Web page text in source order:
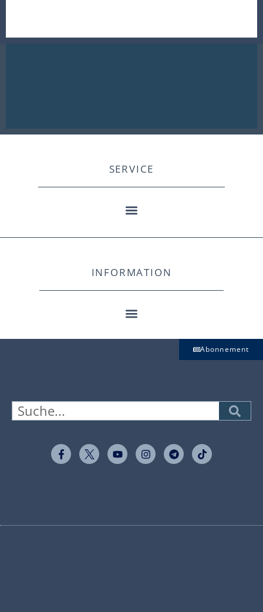
SERVICE
INFORMATION
Abonnement